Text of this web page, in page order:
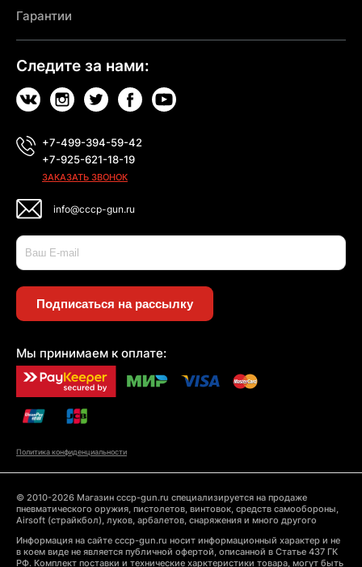
Гарантии
Следите за нами:
+7-499-394-59-42
+7-925-621-18-19
ЗАКАЗАТЬ ЗВОНОК
info@cccp-gun.ru
Подписаться на рассылку
Мы принимаем к оплате:
Политика конфиденциальности
© 2010-2026 Магазин cccp-gun.ru специализируется на продаже
пневматического оружия, пистолетов, винтовок, средств самообороны,
Airsoft (страйкбол), луков, арбалетов, снаряжения и много другого
Информация на сайте cccp-gun.ru носит информационный характер и не
в коем виде не является публичной офертой, описанной в Статье 437 ГК
РФ. Комплект поставки и технические харктеристики товара, могут быть